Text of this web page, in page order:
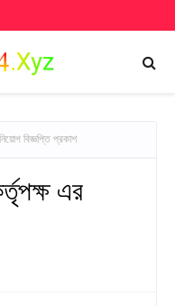
বিজ্ঞপ্তি প্রকাশ
এর